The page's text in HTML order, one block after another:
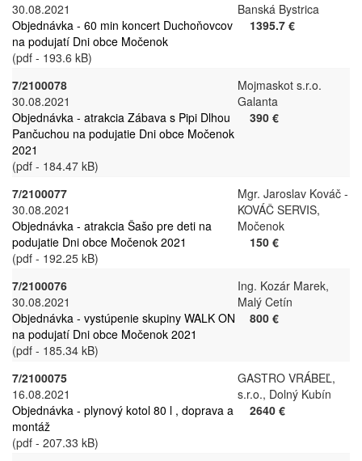
30.08.2021
Objednávka - 60 min koncert Duchoňovcov
na podujatí Dni obce Močenok
(pdf - 193.6 kB)
Banská Bystrica
1395.7 €
7/2100078
30.08.2021
Objednávka - atrakcia Zábava s Pipi Dlhou
Pančuchou na podujatie Dni obce Močenok
2021
(pdf - 184.47 kB)
Mojmaskot s.r.o.
Galanta
390 €
7/2100077
30.08.2021
Objednávka - atrakcia Šašo pre deti na
podujatie Dni obce Močenok 2021
(pdf - 192.25 kB)
Mgr. Jaroslav Kováč -
KOVÁČ SERVIS,
Močenok
150 €
7/2100076
30.08.2021
Objednávka - vystúpenie skupiny WALK ON
na podujatí Dni obce Močenok 2021
(pdf - 185.34 kB)
Ing. Kozár Marek,
Malý Cetín
800 €
7/2100075
16.08.2021
Objednávka - plynový kotol 80 l , doprava a
montáž
(pdf - 207.33 kB)
GASTRO VRÁBEĽ,
s.r.o., Dolný Kubín
2640 €